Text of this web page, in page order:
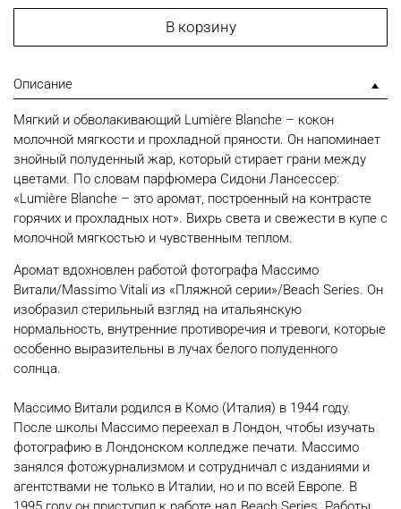
В корзину
Описание
Мягкий и обволакивающий Lumière Blanche – кокон
молочной мягкости и прохладной пряности. Он напоминает
знойный полуденный жар, который стирает грани между
цветами. По словам парфюмера Сидони Лансессер:
«Lumière Blanche – это аромат, построенный на контрасте
горячих и прохладных нот». Вихрь света и свежести в купе с
молочной мягкостью и чувственным теплом.
Аромат вдохновлен работой фотографа Массимо
Витали/Massimo Vitali из «Пляжной серии»/Beach Series. Он
изобразил стерильный взгляд на итальянскую
нормальность, внутренние противоречия и тревоги, которые
особенно выразительны в лучах белого полуденного
солнца.
Массимо Витали родился в Комо (Италия) в 1944 году.
После школы Массимо переехал в Лондон, чтобы изучать
фотографию в Лондонском колледже печати. Массимо
занялся фотожурнализмом и сотрудничал с изданиями и
агентствами не только в Италии, но и по всей Европе. В